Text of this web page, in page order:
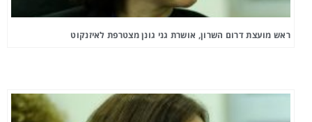
ראש מועצת דרום השרון, אושרת גני גונן מצטרפת לאיזנקוט